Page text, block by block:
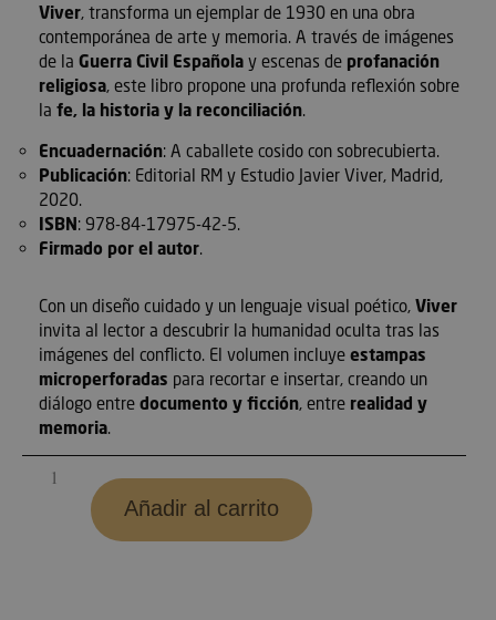
Viver, transforma un ejemplar de 1930 en una obra
contemporánea de arte y memoria. A través de imágenes
de la Guerra Civil Española y escenas de profanación
religiosa, este libro propone una profunda reflexión sobre
la fe, la historia y la reconciliación.
Encuadernación: A caballete cosido con sobrecubierta.
Publicación: Editorial RM y Estudio Javier Viver, Madrid,
2020.
ISBN: 978-84-17975-42-5.
Firmado por el autor.
Con un diseño cuidado y un lenguaje visual poético, Viver
invita al lector a descubrir la humanidad oculta tras las
imágenes del conflicto. El volumen incluye estampas
microperforadas para recortar e insertar, creando un
diálogo entre documento y ficción, entre realidad y
memoria.
Añadir al carrito